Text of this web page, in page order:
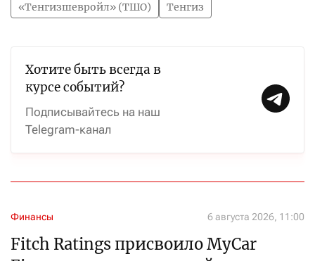
«Тенгизшевройл» (ТШО) Тенгиз
Хотите быть всегда в
курсе событий?
Подписывайтесь на наш
Telegram-канал
Финансы 6 августа 2026, 11:00
Fitch Ratings присвоило MyCar